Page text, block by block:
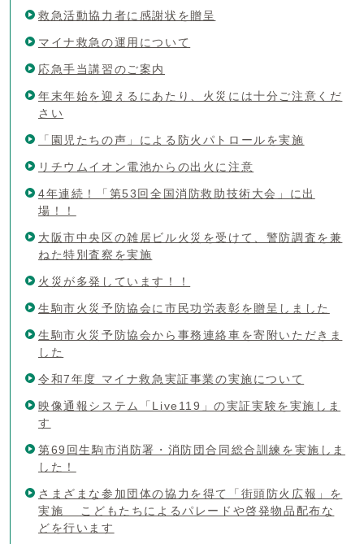
救急活動協力者に感謝状を贈呈
マイナ救急の運用について
応急手当講習のご案内
年末年始を迎えるにあたり、火災には十分ご注意くだ
さい
「園児たちの声」による防火パトロールを実施
リチウムイオン電池からの出火に注意
4年連続！「第53回全国消防救助技術大会」に出
場！！
大阪市中央区の雑居ビル火災を受けて、警防調査を兼
ねた特別査察を実施
火災が多発しています！！
生駒市火災予防協会に市民功労表彰を贈呈しました
生駒市火災予防協会から事務連絡車を寄附いただきま
した
令和7年度 マイナ救急実証事業の実施について
映像通報システム「Live119」の実証実験を実施しま
す
第69回生駒市消防署・消防団合同総合訓練を実施しま
した！
さまざまな参加団体の協力を得て「街頭防火広報」を
実施 こどもたちによるパレードや啓発物品配布な
どを行います